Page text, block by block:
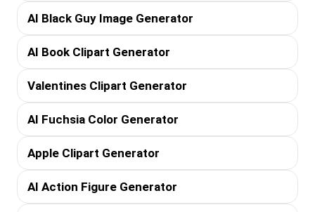
AI Black Guy Image Generator
AI Book Clipart Generator
Valentines Clipart Generator
AI Fuchsia Color Generator
Apple Clipart Generator
AI Action Figure Generator